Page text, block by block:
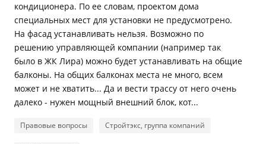
кондиционера. По ее словам, проектом дома
специальных мест для установки не предусмотрено.
На фасад устанавливать нельзя. Возможно по
решению управляющей компании (например так
было в ЖК Лира) можно будет устанавливать на общие
балконы. На общих балконах места не много, всем
может и не хватить... Да и вести трассу от него очень
далеко - нужен мощный внешний блок, кот...
Правовые вопросы Стройтэкс, группа компаний